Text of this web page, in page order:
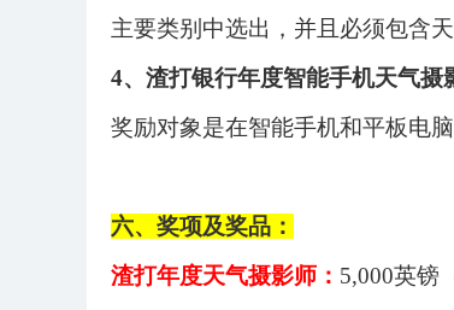
主要类别中选出，并且必须包含
4、渣打银行年度智能手机天气摄
奖励对象是在智能手机和平板电
六、奖项及奖品：
渣打年度天气摄影师 ： 5,000英镑